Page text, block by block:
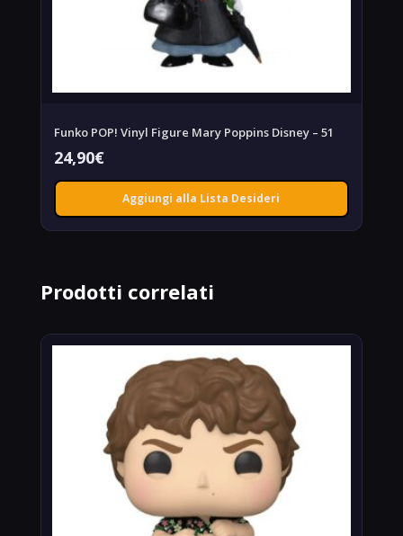
Funko POP! Vinyl Figure Mary Poppins Disney – 51
24,90€
Aggiungi alla Lista Desideri
Prodotti correlati